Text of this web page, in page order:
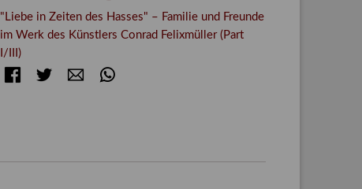
"Liebe in Zeiten des Hasses" – Familie und Freunde
im Werk des Künstlers Conrad Felixmüller (Part
I/III)
FacebookTwitter E-mail